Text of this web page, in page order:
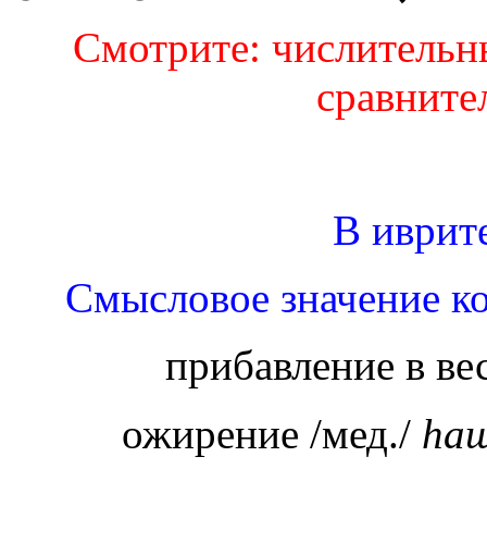
Смотрите:
В
Смысловое значение
прибавление в
ожирение /мед./